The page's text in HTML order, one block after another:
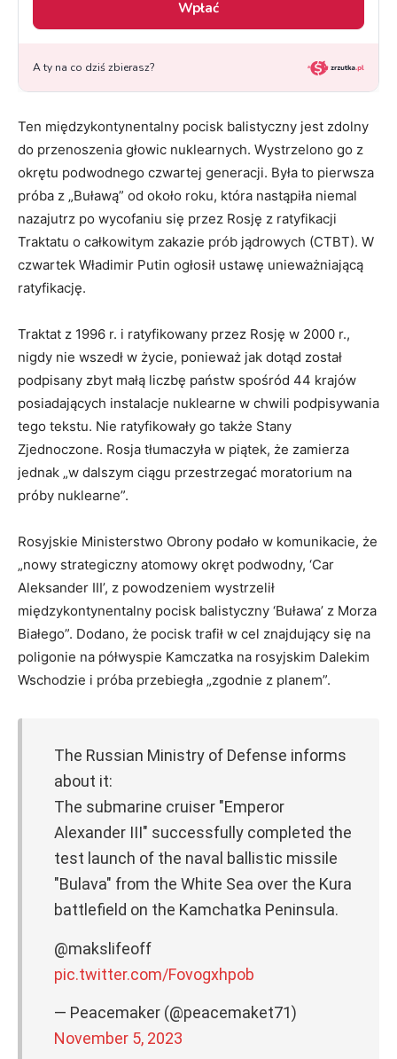
Ten międzykontynentalny pocisk balistyczny jest zdolny
do przenoszenia głowic nuklearnych. Wystrzelono go z
okrętu podwodnego czwartej generacji. Była to pierwsza
próba z „Buławą” od około roku, która nastąpiła niemal
nazajutrz po wycofaniu się przez Rosję z ratyfikacji
Traktatu o całkowitym zakazie prób jądrowych (CTBT). W
czwartek Władimir Putin ogłosił ustawę unieważniającą
ratyfikację.
Traktat z 1996 r. i ratyfikowany przez Rosję w 2000 r.,
nigdy nie wszedł w życie, ponieważ jak dotąd został
podpisany zbyt małą liczbę państw spośród 44 krajów
posiadających instalacje nuklearne w chwili podpisywania
tego tekstu. Nie ratyfikowały go także Stany
Zjednoczone. Rosja tłumaczyła w piątek, że zamierza
jednak „w dalszym ciągu przestrzegać moratorium na
próby nuklearne”.
Rosyjskie Ministerstwo Obrony podało w komunikacie, że
„nowy strategiczny atomowy okręt podwodny, ‘Car
Aleksander III’, z powodzeniem wystrzelił
międzykontynentalny pocisk balistyczny ‘Buława’ z Morza
Białego”. Dodano, że pocisk trafił w cel znajdujący się na
poligonie na półwyspie Kamczatka na rosyjskim Dalekim
Wschodzie i próba przebiegła „zgodnie z planem”.
The Russian Ministry of Defense informs
about it:
The submarine cruiser "Emperor
Alexander III" successfully completed the
test launch of the naval ballistic missile
"Bulava" from the White Sea over the Kura
battlefield on the Kamchatka Peninsula.
@makslifeoff
pic.twitter.com/Fovogxhpob
— Peacemaker (@peacemaket71)
November 5, 2023